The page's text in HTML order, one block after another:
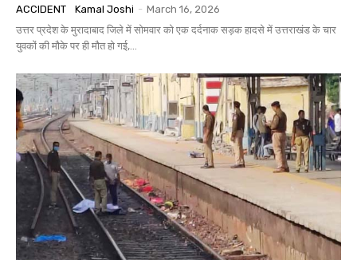
ACCIDENT Kamal Joshi - March 16, 2026
उत्तर प्रदेश के मुरादाबाद जिले में सोमवार को एक दर्दनाक सड़क हादसे में उत्तराखंड के चार
युवकों की मौके पर ही मौत हो गई,...